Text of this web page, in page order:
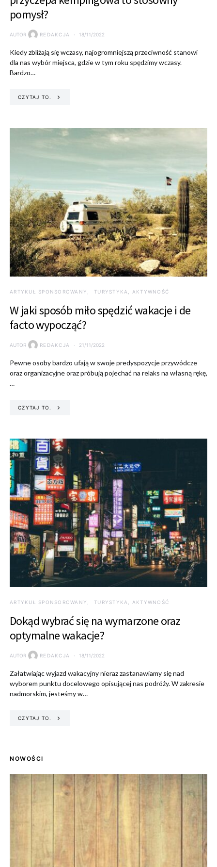
pomysł?
AUTOR REDAKCJA 18/11/2022
Kiedy zbliżają się wczasy, najogromniejszą przeciwność stanowi
dla nas wybór miejsca, gdzie w tym roku spędzimy wczasy.
Bardzo…
CZYTAJ TO.
ARTYKUŁ SPONSOROWANY TURYSTYKA, AKTYWNOŚĆ
W jaki sposób miło spędzić wakacje i de
facto wypocząć?
AUTOR REDAKCJA 21/11/2022
Pewne osoby bardzo ufają w swoje predyspozycje przywódcze
oraz organizacyjne oraz próbują pojechać na relaks na własną rękę,
…
CZYTAJ TO.
ARTYKUŁ SPONSOROWANY TURYSTYKA, AKTYWNOŚĆ
Dokąd wybrać się na wymarzone oraz
optymalne wakacje?
AUTOR REDAKCJA 18/11/2022
Załatwiając wyjazd wakacyjny nieraz zastanawiamy się nad
wyborem punktu docelowego opisującej nas podróży. W zakresie
nadmorskim, jesteśmy w…
CZYTAJ TO.
NOWOŚCI